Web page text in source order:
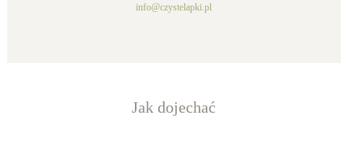
info@czystelapki.pl
Jak dojechać